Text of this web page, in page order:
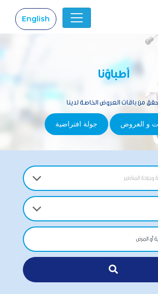
English
أطباؤنا
من باقات العروض الخاصة لدينا
و العروض جولة افتراضية